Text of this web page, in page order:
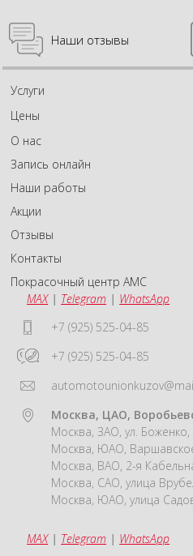
Наши отзывы
Услуги
Цены
О нас
Запись онлайн
Наши работы
Акции
Отзывы
Контакты
Покрасочный центр АМС
MAX| Telegram | WhatsApp
+7 (925) 525-04-85
+7 (925) 525-04-85
Москва, ЦАО,
Москва, ЗАО, ул. Боженко,
Москва, ЮАО,
Москва, ВАО, 2-я
Москва, САО, улица
Москва, ЮАО, улица
MAX| Telegram | WhatsApp